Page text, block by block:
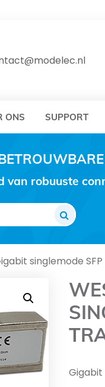
ONS SUPPORT
robuuste
singlemode